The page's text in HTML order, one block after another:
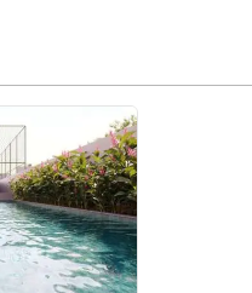
Parcerias
Anunciar
Entrar no